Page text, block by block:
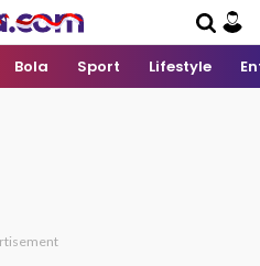
Bola Sport Lifestyle